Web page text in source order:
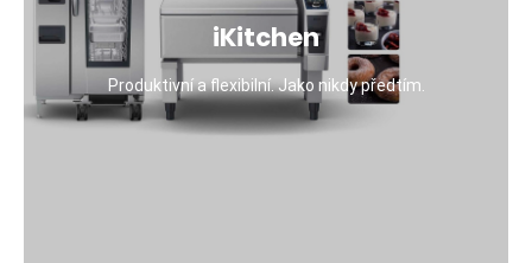
topného systému kombinuje výkon s přesností.
Inteligentní asistenti přemýšlí s vámi, učí se a při
vaření vás podporují. Je až 4krát rychlejší, má o 40 %
nižší spotřebu energie a vyniká výraznou úsporou
místa v porovnání s běžnými kuchyňskými
spotřebiči. Protože to jednoduše umí. Pro prvotřídní
iKitchen
Produktivní a flexibilní. Jako nikdy předtím.